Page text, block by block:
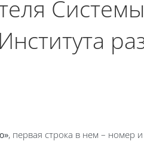
Института
, первая строка в нем – номер